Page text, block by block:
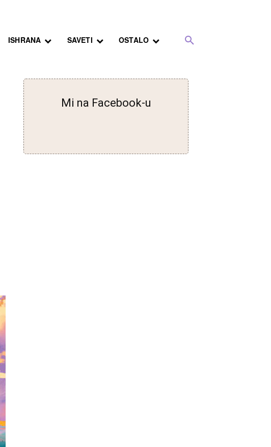
ISHRANA SAVETI OSTALO
Mi na Facebook-u